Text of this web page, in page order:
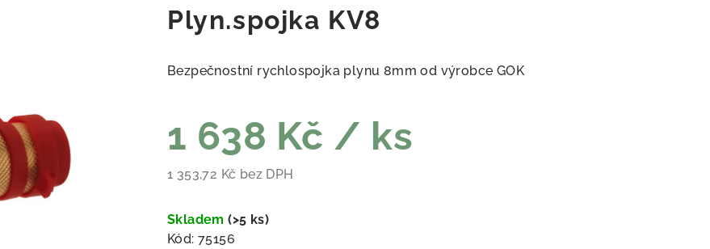
Plyn.spojka KV8
Bezpečnostní rychlospojka plynu 8mm od výrobce GOK
1 638 Kč / ks
1 353,72 Kč bez DPH
Skladem(>5 ks)
Kód: 75156